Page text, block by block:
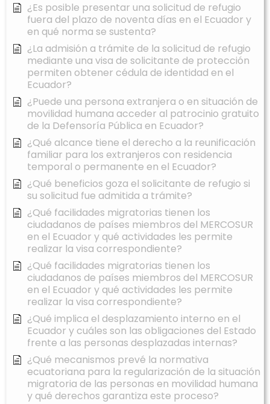
¿Es posible presentar una solicitud de refugio
fuera del plazo de noventa días en el Ecuador y
en qué norma se sustenta?
¿La admisión a trámite de la solicitud de refugio
mediante una visa de solicitante de protección
permiten obtener cédula de identidad en el
Ecuador?
¿Puede una persona extranjera o en situación de
movilidad humana acceder al patrocinio gratuito
de la Defensoría Pública en Ecuador?
¿Qué alcance tiene el derecho a la reunificación
familiar para los extranjeros con residencia
temporal o permanente en el Ecuador?
¿Qué beneficios goza el solicitante de refugio si
su solicitud fue admitida a trámite?
¿Qué facilidades migratorias tienen los
ciudadanos de países miembros del MERCOSUR
en el Ecuador y qué actividades les permite
realizar la visa correspondiente?
¿Qué facilidades migratorias tienen los
ciudadanos de países miembros del MERCOSUR
en el Ecuador y qué actividades les permite
realizar la visa correspondiente?
¿Qué implica el desplazamiento interno en el
Ecuador y cuáles son las obligaciones del Estado
frente a las personas desplazadas internas?
¿Qué mecanismos prevé la normativa
ecuatoriana para la regularización de la situación
migratoria de las personas en movilidad humana
y qué derechos garantiza este proceso?